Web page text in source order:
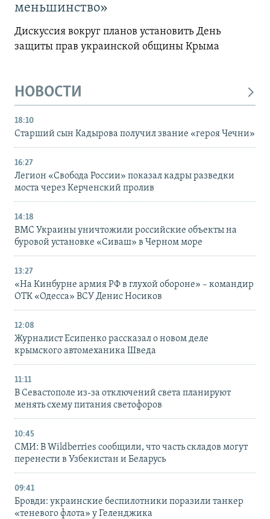
меньшинство»
Дискуссия вокруг планов установить День
защиты прав украинской общины Крыма
НОВОСТИ
18:10
Старший сын Кадырова получил звание «героя Чечни»
16:27
Легион «Свобода России» показал кадры разведки
моста через Керченский пролив
14:18
ВМС Украины уничтожили российские объекты на
буровой установке «Сиваш» в Черном море
13:27
«На Кинбурне армия РФ в глухой обороне» – командир
ОТК «Одесса» ВСУ Денис Носиков
12:08
Журналист Есипенко рассказал о новом деле
крымского автомеханика Шведа
11:11
В Севастополе из-за отключений света планируют
менять схему питания светофоров
10:45
СМИ: В Wildberries сообщили, что часть складов могут
перенести в Узбекистан и Беларусь
09:41
Бровди: украинские беспилотники поразили танкер
«теневого флота» у Геленджика